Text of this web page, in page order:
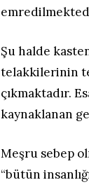
Şu halde
telakkilerinin
çıkmaktadır.
kaynaklanan
Meşru sebep
“bütün